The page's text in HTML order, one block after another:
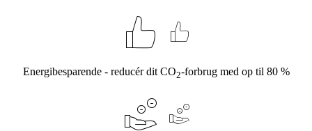
Energibesparende - reducér dit CO2-forbrug med op til 80 %